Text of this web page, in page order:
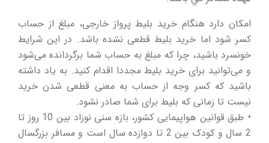
امکان دارد هنگام خرید بلیط پرواز خارجی، مبلغ از حساب
کسر شود اما خرید بلیط قطعی نشده باشد. در این شرایط
خونسرد باشید، چرا که مبلغ به حساب شما برگردانده می‌شود
و می‌توانید برای خرید بلیط مجددا اقدام کنید. به یاد داشته
باشید که کسر وجه از حساب به معنی قطعی شدن خرید
نیست تا زمانی که بلیط برای شما صادر نشود.
• طبق قوانین هواپیمایی کشور، بازه سنی نوزاد بین 10 روز تا
2 سال و کودک بین 2 تا دوازده سال است و مسافر بزرگسال